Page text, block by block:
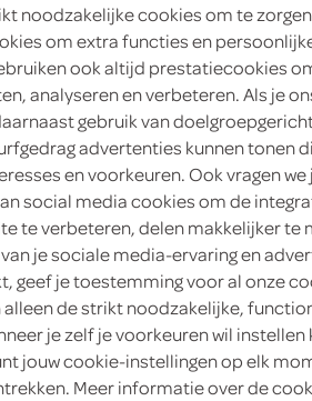
8
30
noodzakelijke cookies om te
om extra functies en
ook altijd prestatiecookies
analyseren en verbeteren. Als je
gebruik van
advertenties kunnen tonen
en voorkeuren. Ook vragen we
social media cookies om de
te verbeteren, delen makkelijker te
je sociale media-ervaring en
geef je toestemming voor al onze
alleen de strikt noodzakelijke,
je zelf je voorkeuren wil instellen
jouw cookie-instellingen op elk
Meer informatie over de